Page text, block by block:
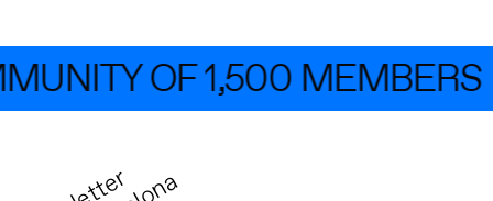
OF 1,500 MEMBERS